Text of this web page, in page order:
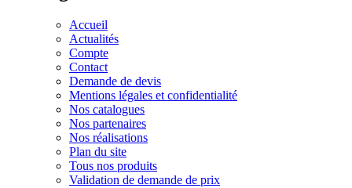
Accueil
Actualités
Compte
Contact
Demande de devis
Mentions légales et confidentialité
Nos catalogues
Nos partenaires
Nos réalisations
Plan du site
Tous nos produits
Validation de demande de prix